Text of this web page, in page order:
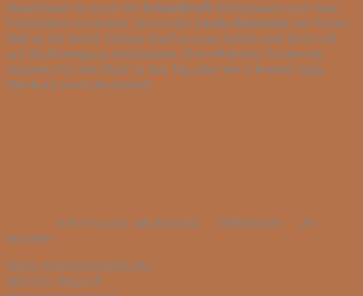
Handstand als auch um Schnellkraft aufzubauen und neue
Motivation zu tanken. Durch die Cardio Elemente der Flows
fällt es Dir leicht Deinen Kopf auszuschalten und Dich voll
auf die Bewegung einzulassen. Eine effektive, fordernde
Sequenz für den Start in den Tag oder ein schnelles Yoga
Workout nach der Arbeit!
mit Tina von Jakubowski Mittelstufe
20
minuten
DEIN YOGA INDIVIDUAL.
WO DU WILLST.